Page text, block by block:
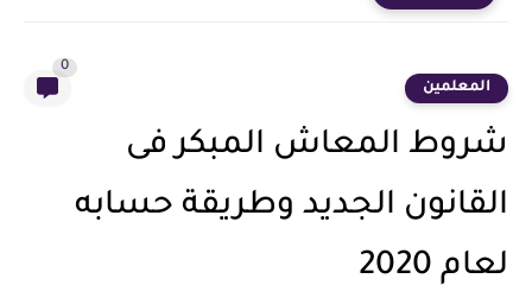
المعلمين
0
شروط المعاش المبكر فى
القانون الجديد وطريقة حسابه
لعام 2020